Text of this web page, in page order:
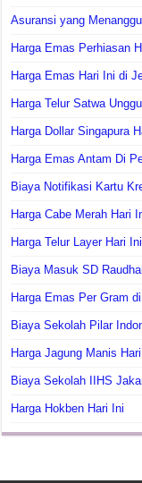
Asuransi yang
Harga Emas Perhiasan
Harga Emas Hari Ini di
Harga Telur Satwa
Harga Dollar Singapura
Harga Emas Antam Di
Biaya Notifikasi Kartu
Harga Cabe Merah Hari
Harga Telur Layer Hari Ini
Biaya Masuk SD
Harga Emas Per Gram
Biaya Sekolah Pilar
Harga Jagung Manis
Biaya Sekolah IIHS
Harga Hokben Hari Ini